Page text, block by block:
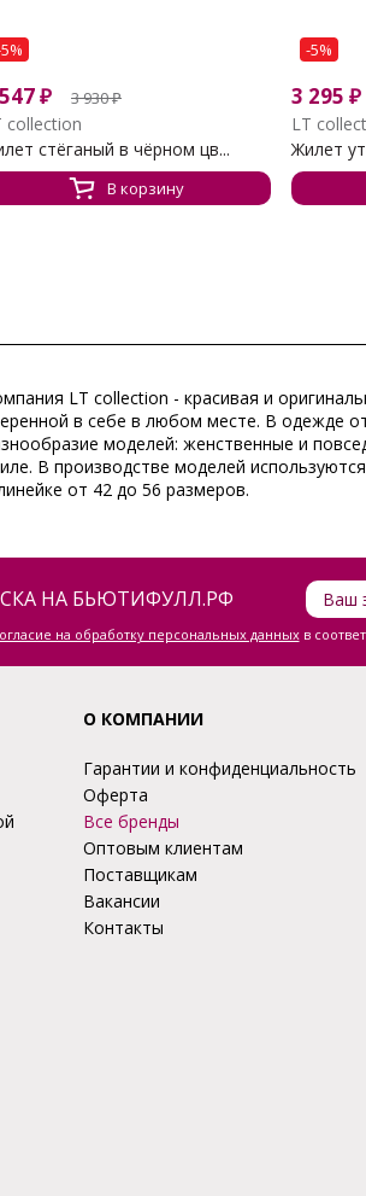
₽ 3 930₽
collection
стёганый в чёрном цв...
В корзину
-5%
3 295 ₽
LT
Жилет
LT collection - красивая и
в себе в любом месте. В одежде
моделей: женственные и
В производстве моделей
от 42 до 56 размеров.
НА БЬЮТИФУЛЛ.РФ
на обработку персональных данныхв
О КОМПАНИИ
Гарантии и конфиденциальность
Оферта
Все бренды
Оптовым клиентам
Поставщикам
Вакансии
Контакты